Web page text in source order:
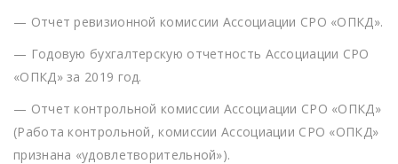
— Отчет ревизионной комиссии Ассоциации СРО «ОПКД».
— Годовую бухгалтерскую отчетность Ассоциации СРО
«ОПКД» за 2019 год.
— Отчет контрольной комиссии Ассоциации СРО «ОПКД»
(Работа контрольной, комиссии Ассоциации СРО «ОПКД»
признана «удовлетворительной»).